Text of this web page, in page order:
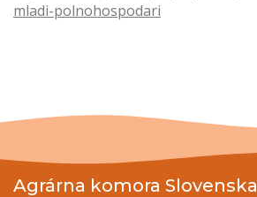
mladi-polnohospodari
Agrárna komora Slovenska